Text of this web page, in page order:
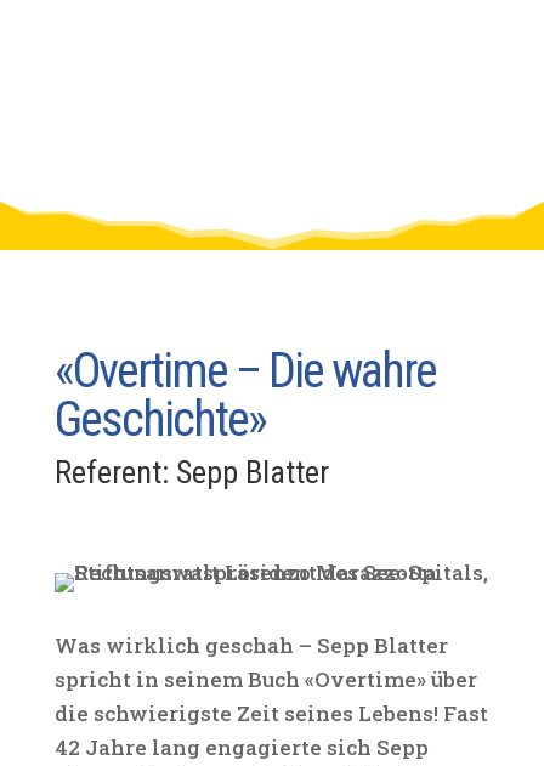
«Overtime – Die wahre
Geschichte»
Referent: Sepp Blatter
Was wirklich geschah – Sepp Blatter
spricht in seinem Buch «Overtime» über
die schwierigste Zeit seines Lebens! Fast
42 Jahre lang engagierte sich Sepp